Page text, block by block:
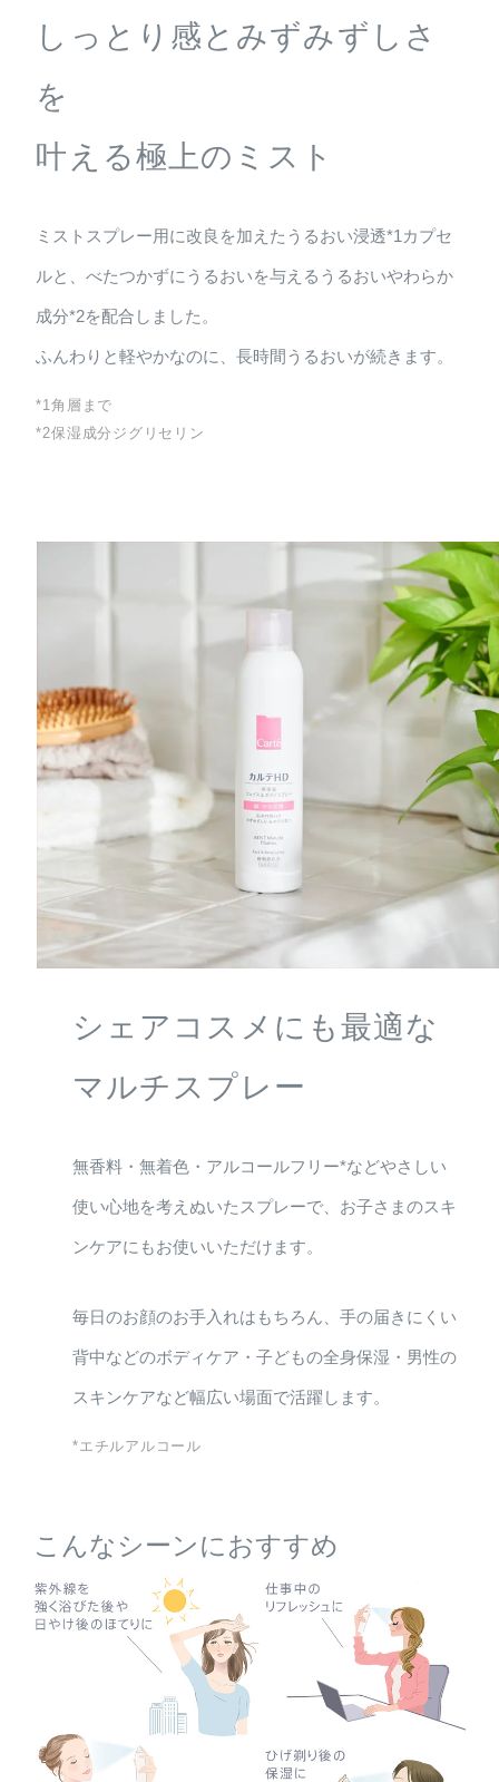
しっとり感とみずみずしさ
を
叶える極上のミスト
ミストスプレー用に改良を加えたうるおい浸透*1カプセ
ルと、べたつかずにうるおいを与えるうるおいやわらか
成分*2を配合しました。
ふんわりと軽やかなのに、長時間うるおいが続きます。
*1角層まで
*2保湿成分ジグリセリン
シェアコスメにも最適な
マルチスプレー
無香料・無着色・アルコールフリー*などやさしい
使い心地を考えぬいたスプレーで、お子さまのスキ
ンケアにもお使いいただけます。
毎日のお顔のお手入れはもちろん、手の届きにくい
背中などのボディケア・子どもの全身保湿・男性の
スキンケアなど幅広い場面で活躍します。
*エチルアルコール
こんなシーンにおすすめ